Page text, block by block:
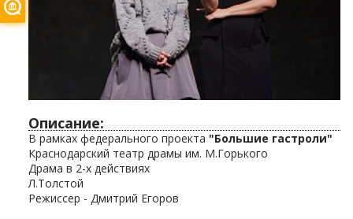
Описание:
В рамках федерального проекта "Большие гастроли"
Краснодарский театр драмы им. М.Горького
Драма в 2-х действиях
Л.Толстой
Режиссер - Дмитрий Егоров